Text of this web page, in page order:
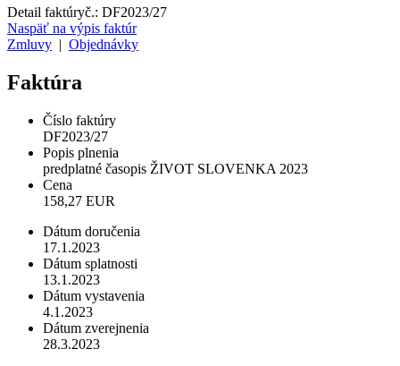
Detail faktúryč.: DF2023/27
Naspäť na výpis faktúr
Zmluvy
Objednávky
Faktúra
Číslo faktúry
DF2023/27
Popis plnenia
predplatné časopis ŽIVOT SLOVENKA 2023
Cena
158,27 EUR
Dátum doručenia
17.1.2023
Dátum splatnosti
13.1.2023
Dátum vystavenia
4.1.2023
Dátum zverejnenia
28.3.2023